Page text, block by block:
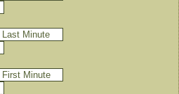
Last Minute
First Minute